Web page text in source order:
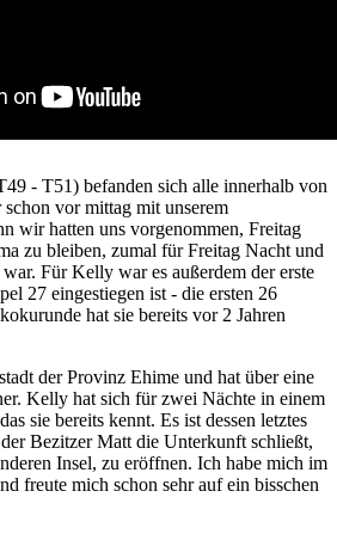
- T51) befanden sich alle innerhalb von
vor mittag mit unserem
wir hatten uns vorgenommen, Freitag
zu bleiben, zumal für Freitag Nacht und
war. Für Kelly war es außerdem der erste
27 eingestiegen ist - die ersten 26
hat sie bereits vor 2 Jahren
der Provinz Ehime und hat über eine
Kelly hat sich für zwei Nächte in einem
sie bereits kennt. Es ist dessen letztes
Bezitzer Matt die Unterkunft schließt,
Insel, zu eröffnen. Ich habe mich im
freute mich schon sehr auf ein bisschen